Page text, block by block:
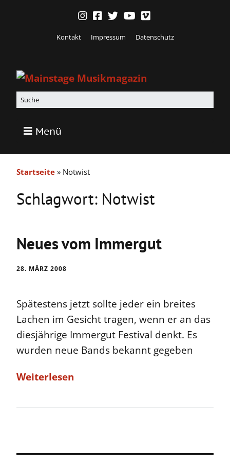
Kontakt Impressum Datenschutz
Menü
Startseite » Notwist
Schlagwort: Notwist
Neues vom Immergut
28. MÄRZ 2008
Spätestens jetzt sollte jeder ein breites
Lachen im Gesicht tragen, wenn er an das
diesjährige Immergut Festival denkt. Es
wurden neue Bands bekannt gegeben
Weiterlesen